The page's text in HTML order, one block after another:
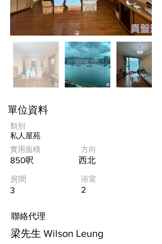
單位資料
類別
私人屋苑
實用面積
850呎
房間
3
方向
西北
浴室
2
​聯絡代理
梁先生 Wilson Leung